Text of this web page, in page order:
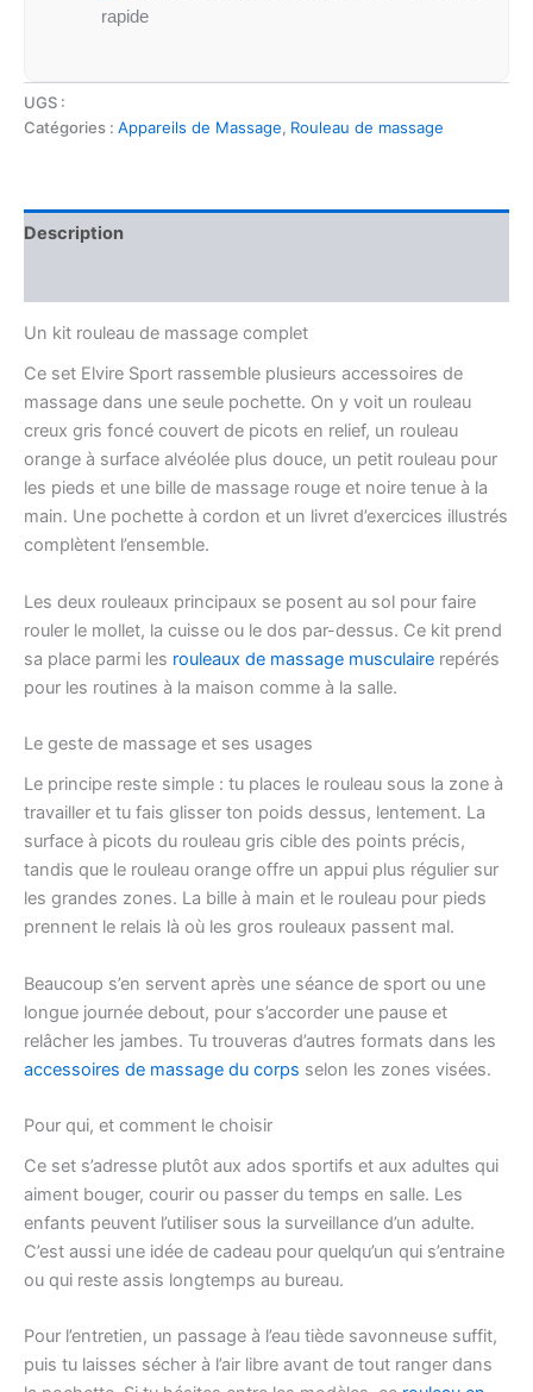
rapide
UGS :
Catégories : Appareils de Massage, Rouleau de massage
Description
Un kit rouleau de massage complet
Ce set Elvire Sport rassemble plusieurs accessoires de
massage dans une seule pochette. On y voit un rouleau
creux gris foncé couvert de picots en relief, un rouleau
orange à surface alvéolée plus douce, un petit rouleau pour
les pieds et une bille de massage rouge et noire tenue à la
main. Une pochette à cordon et un livret d’exercices illustrés
complètent l’ensemble.
Les deux rouleaux principaux se posent au sol pour faire
rouler le mollet, la cuisse ou le dos par-dessus. Ce kit prend
sa place parmi les rouleaux de massage musculaire repérés
pour les routines à la maison comme à la salle.
Le geste de massage et ses usages
Le principe reste simple : tu places le rouleau sous la zone à
travailler et tu fais glisser ton poids dessus, lentement. La
surface à picots du rouleau gris cible des points précis,
tandis que le rouleau orange offre un appui plus régulier sur
les grandes zones. La bille à main et le rouleau pour pieds
prennent le relais là où les gros rouleaux passent mal.
Beaucoup s’en servent après une séance de sport ou une
longue journée debout, pour s’accorder une pause et
relâcher les jambes. Tu trouveras d’autres formats dans les
accessoires de massage du corps selon les zones visées.
Pour qui, et comment le choisir
Ce set s’adresse plutôt aux ados sportifs et aux adultes qui
aiment bouger, courir ou passer du temps en salle. Les
enfants peuvent l’utiliser sous la surveillance d’un adulte.
C’est aussi une idée de cadeau pour quelqu’un qui s’entraine
ou qui reste assis longtemps au bureau.
Pour l’entretien, un passage à l’eau tiède savonneuse suffit,
puis tu laisses sécher à l’air libre avant de tout ranger dans